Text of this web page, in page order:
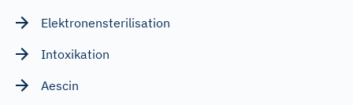
Elektronensterilisation
Intoxikation
Aescin